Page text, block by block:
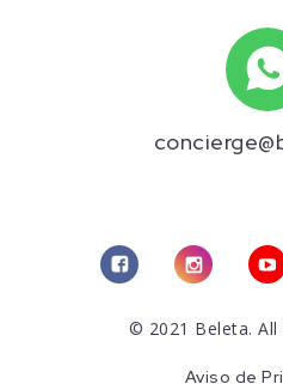
© 2021 Beleta. All
Aviso de